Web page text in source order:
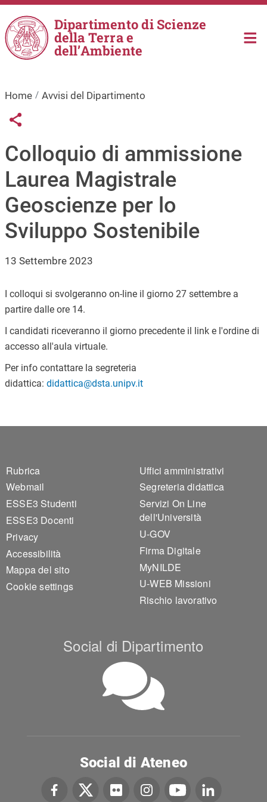
Salta al contenuto principale
Dipartimento di Scienze
della Terra e
dell’Ambiente
Home Avvisi del Dipartimento
Links condivisione social
Share button
Colloquio di ammissione
Laurea Magistrale
Geoscienze per lo
Sviluppo Sostenibile
13 Settembre 2023
I colloqui si svolgeranno on-line il giorno 27 settembre a
partire dalle ore 14.
I candidati riceveranno il giorno precedente il link e l'ordine di
accesso all'aula virtuale.
Per info contattare la segreteria
didattica: didattica@dsta.unipv.it
Footer 1
Rubrica
Webmail
ESSE3 Studenti
ESSE3 Docenti
Privacy
Accessibilità
Mappa del sito
Cookie settings
Footer 2
Uffici amministrativi
Segreteria didattica
Servizi On Line
dell'Università
U-GOV
Firma Digitale
MyNILDE
U-WEB Missioni
Rischio lavorativo
Social di Dipartimento
Social di Ateneo